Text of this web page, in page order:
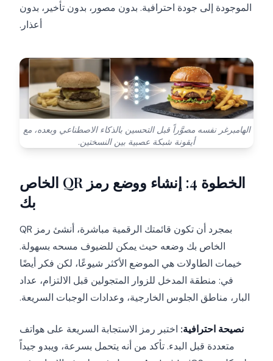
الموجودة إلى جودة احترافية. بدون مصور، بدون تأخير، بدون
أعذار.
الهامبرغر نفسه مصوَّراً قبل التحسين بالذكاء الاصطناعي وبعده، مع
أيقونة شبكة عصبية بين النسختين.
الخطوة 4: إنشاء ووضع رمز QR الخاص
بك
بمجرد أن تكون قائمتك الرقمية مباشرة، أنشئ رمز QR
الخاص بك وضعه حيث يمكن للضيوف مسحه بسهولة.
خيمات الطاولات هي الموضع الأكثر شيوعًا، لكن فكر أيضًا
في: منطقة المدخل للزوار المتجولين قبل الالتزام، عداد
البار، مناطق الجلوس الخارجية، وعدادات الوجبات السريعة.
نصيحة احترافية: اختبر رمز الاستجابة السريعة على هواتف
متعددة قبل البدء. تأكد من أنه يتحمل بسرعة، ويبدو جيداً